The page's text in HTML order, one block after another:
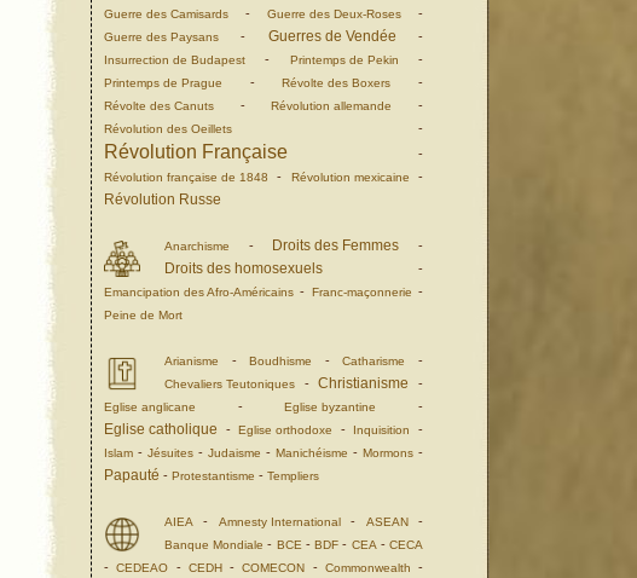
Guerre des Camisards - Guerre des Deux-Roses -
Guerre des Paysans - Guerres de Vendée -
Insurrection de Budapest - Printemps de Pekin -
Printemps de Prague -Révolte des Boxers -
Révolte des Canuts -Révolution allemande -
Révolution des Oeillets -
Révolution Française -
Révolution française de 1848 - Révolution mexicaine -
Révolution Russe
Anarchisme - Droits des Femmes -
Droits des homosexuels -
Emancipation des Afro-Américains - Franc-maçonnerie -
Peine de Mort
Arianisme -Boudhisme -Catharisme -
Chevaliers Teutoniques -Christianisme -
Eglise anglicane -Eglise byzantine -
Eglise catholique -Eglise orthodoxe - Inquisition -
Islam - Jésuites - Judaisme - Manichéisme - Mormons -
Papauté - Protestantisme - Templiers
AIEA - Amnesty International- ASEAN-
Banque Mondiale - BCE - BDF - CEA - CECA
-CEDEAO - CEDH-COMECON - Commonwealth -